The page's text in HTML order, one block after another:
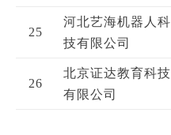
25
河北艺海机器人科
技有限公司
26
北京证达教育科技
有限公司